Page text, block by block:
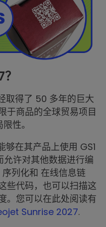
取得了 50 多年的巨大
于商品的全球贸易项目
性。
在其产品上使用 GS1
许对其他数据进行编
列化和 在线信息链
些代码，也可以扫描这
。您可以在此处阅读有
Sunrise 2027.